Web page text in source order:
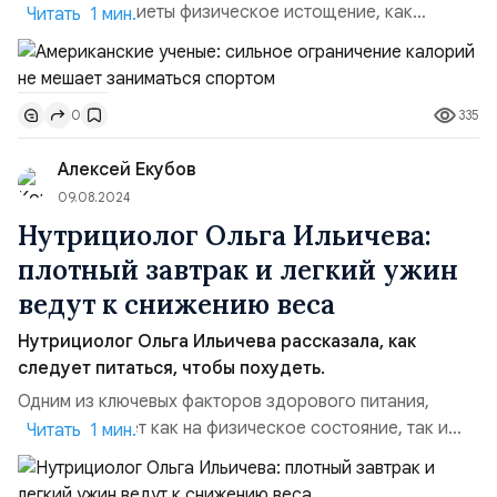
соблюдении диеты физическое истощение, как
правило, не происходит, вопреки общепринятым
убеждениям. Исследование опубликовано в журнале
Physiology & Behavior. Исследуя поведение и
физические показатели лабораторных мышей,
специалисты из Калифорнийского университета
обнаружили, что изменения в рационе спос...
Читать 1 мин.
0 335
Алексей Екубов
09.08.2024
Нутрициолог Ольга Ильичева:
плотный завтрак и легкий ужин
ведут к снижению веса
Нутрициолог Ольга Ильичева рассказала, как
следует питаться, чтобы похудеть.
Одним из ключевых факторов здорового питания,
который влияет как на физическое состояние, так и
на вес, является время приема пищи. Нутрициолог
Ольга Ильичева подчёркивает важность выбора
Читать 1 мин.